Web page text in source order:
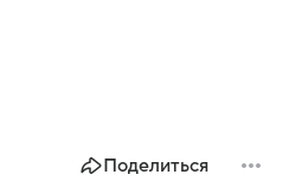
Поделиться